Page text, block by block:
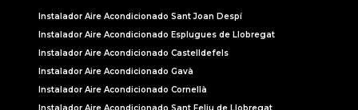
Instalador Aire Acondicionado Sant Joan Despí
Instalador Aire Acondicionado Esplugues de Llobregat
Instalador Aire Acondicionado Castelldefels
Instalador Aire Acondicionado Gavà
Instalador Aire Acondicionado Cornellà
Instalador Aire Acondicionado Sant Feliu de Llobregat